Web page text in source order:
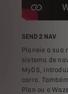
SEND 2 NAV
Planeie a sua
sistema de
MyDS,
carro.
Plan ou o